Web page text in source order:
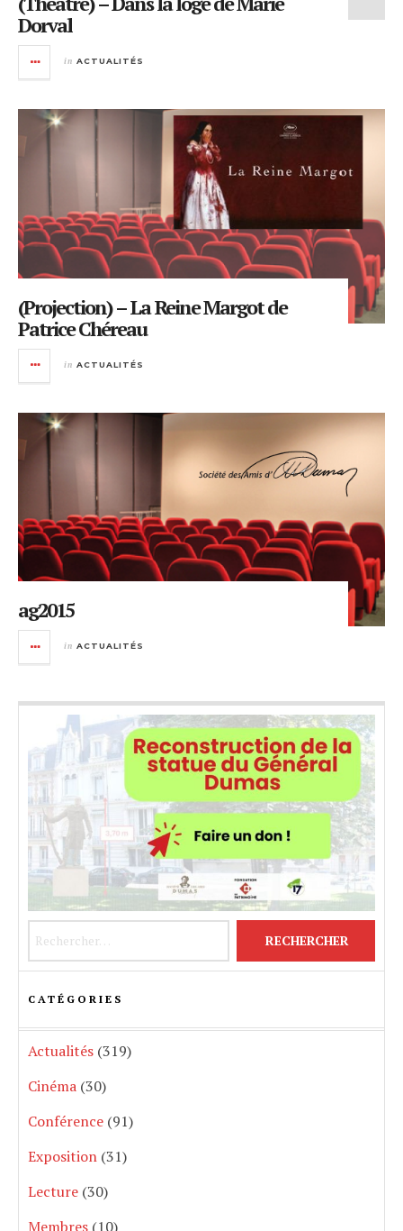
Dorval
in ACTUALITÉS
(Projection) – La Reine Margot de
Patrice Chéreau
in ACTUALITÉS
ag2015
in ACTUALITÉS
CATÉGORIES
Actualités (319)
Cinéma (30)
Conférence (91)
Exposition (31)
Lecture (30)
Membres (10)